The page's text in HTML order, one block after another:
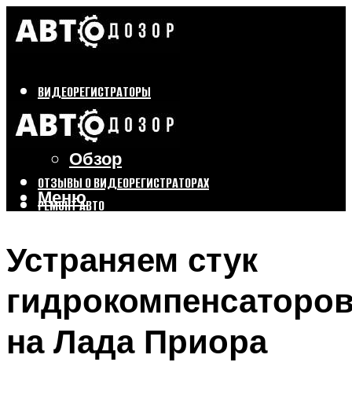
ВИДЕОРЕГИСТРАТОРЫ
Бренды
Выбор
Обзор
ОТЗЫВЫ О ВИДЕОРЕГИСТРАТОРАХ
РЕМОНТ АВТО
Меню
Меню
Устраняем стук
на Лада Приора